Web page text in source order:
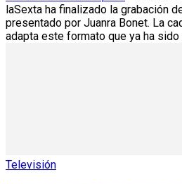
laSexta ha finalizado la grabación
presentado por Juanra Bonet. La
adapta este formato que ya ha sido
Televisión